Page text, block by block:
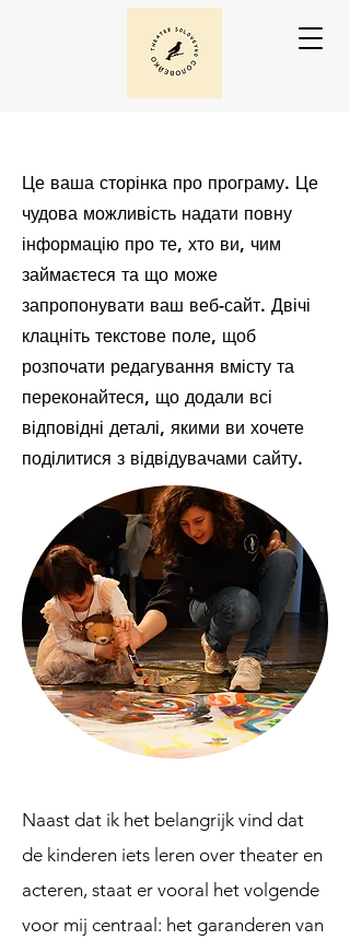
Це ваша сторінка про програму. Це
чудова можливість надати повну
інформацію про те, хто ви, чим
займаєтеся та що може
запропонувати ваш веб-сайт. Двічі
клацніть текстове поле, щоб
розпочати редагування вмісту та
переконайтеся, що додали всі
відповідні деталі, якими ви хочете
поділитися з відвідувачами сайту.
Naast dat ik het belangrijk vind dat
de kinderen iets leren over theater en
acteren, staat er vooral het volgende
voor mij centraal: het garanderen van